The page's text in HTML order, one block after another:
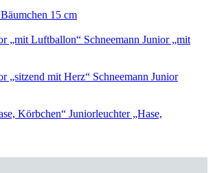
Bäumchen 15 cm
Schneemann Junior „mit
Schneemann Junior
Juniorleuchter „Hase,